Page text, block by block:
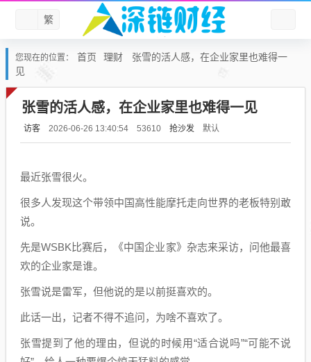
繁
您现在的位置： 首页 理财
张雪的活人感，在企业家里也难得一
见
张雪的活人感，在企业家里也难得一见
访客 2026-06-26 13:40:54 53610 抢沙发 默认
最近张雪很火。
很多人发现这个带领中国高性能摩托走向世界的老板特别敢
说。
先是WSBK比赛后，《中国企业家》杂志来采访，问他最喜
欢的企业家是谁。
张雪说是雷军，但他说的是以前挺喜欢的。
此话一出，记者不得不追问，为啥不喜欢了。
张雪提到了他的理由，但说的时候用“适合说吗”“可能不说